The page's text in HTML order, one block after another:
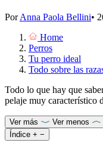
PorAnna Paola Bellini•
Home
Perros
Tu perro ideal
Todo sobre las
Todo lo que hay que
pelaje muy característico
Ver más
Ver menos
Índice + −